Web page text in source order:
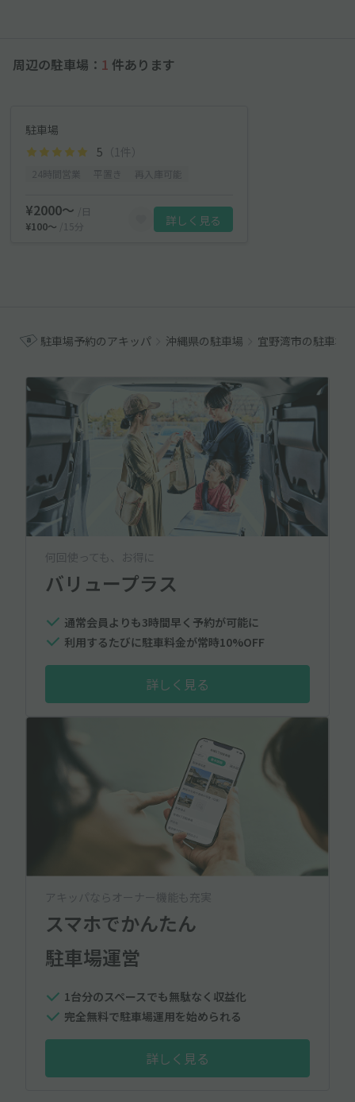
周辺の駐車場： 1 件あります
駐車場
5 （1件）
¥2000〜
/日
¥100〜
/15分 詳しく見る
駐車場予約のアキッパ 沖縄県の駐車場 宜野湾市の駐車場
何回使っても、お得に
バリュープラス
通常会員よりも3時間早く予約が可能に
利用するたびに駐車料金が常時10%OFF
詳しく見る
アキッパならオーナー機能も充実
スマホでかんたん
駐車場運営
1台分のスペースでも無駄なく収益化
完全無料で駐車場運用を始められる
詳しく見る